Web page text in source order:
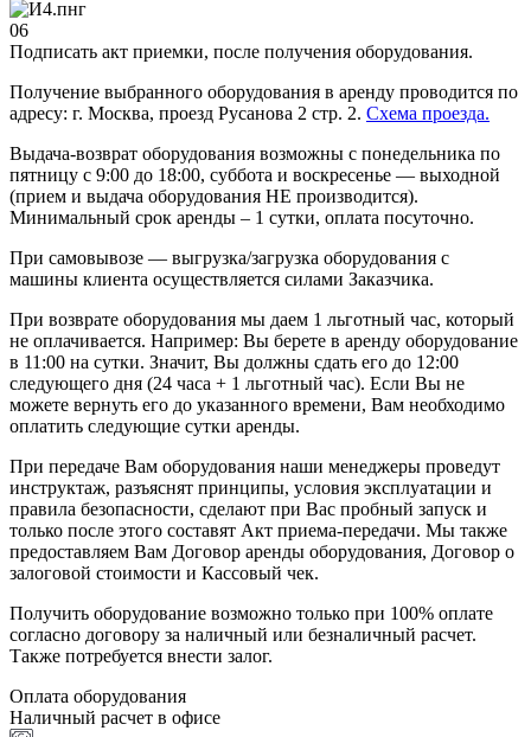
06
Подписать акт приемки, после получения оборудования.
Получение выбранного оборудования в аренду проводится по
адресу: г. Москва, проезд Русанова 2 стр. 2. Схема проезда.
Выдача-возврат оборудования возможны с понедельника по
пятницу с 9:00 до 18:00, суббота и воскресенье — выходной
(прием и выдача оборудования НЕ производится).
Минимальный срок аренды – 1 сутки, оплата посуточно.
При самовывозе — выгрузка/загрузка оборудования с
машины клиента осуществляется силами Заказчика.
При возврате оборудования мы даем 1 льготный час, который
не оплачивается. Например: Вы берете в аренду оборудование
в 11:00 на сутки. Значит, Вы должны сдать его до 12:00
следующего дня (24 часа + 1 льготный час). Если Вы не
можете вернуть его до указанного времени, Вам необходимо
оплатить следующие сутки аренды.
При передаче Вам оборудования наши менеджеры проведут
инструктаж, разъяснят принципы, условия эксплуатации и
правила безопасности, сделают при Вас пробный запуск и
только после этого составят Акт приема-передачи. Мы также
предоставляем Вам Договор аренды оборудования, Договор о
залоговой стоимости и Кассовый чек.
Получить оборудование возможно только при 100% оплате
согласно договору за наличный или безналичный расчет.
Также потребуется внести залог.
Оплата оборудования
Наличный расчет в офисе